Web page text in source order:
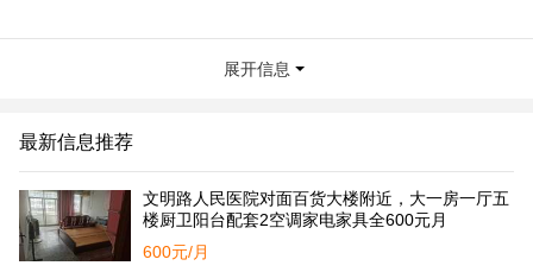
展开信息
最新信息推荐
文明路人民医院对面百货大楼附近，大一房一厅五
楼厨卫阳台配套2空调家电家具全600元月
600元/月